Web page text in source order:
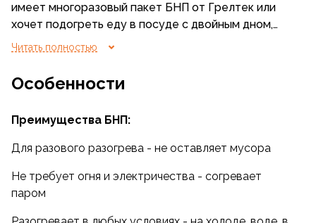
имеет многоразовый пакет БНП от Грелтек или
хочет подогреть еду в посуде с двойным дном,
кастрюле, термосе или в домашних условиях.
Нагревательные элементы для беспламенного
разогрева пищи работают при взаимодействии с
результате которой выделяется пар. Никакого
огня, газа или электричества.
Нагревательные элементы можно использовать с
посудой с двойным дном - поместите элемент
Читать полностью
Особенности
Преимущества БНП:
Для разового разогрева - не оставляет мусора
Не требует огня и электричества - согревает
паром